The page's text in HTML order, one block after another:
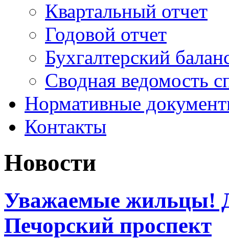
Квартальный отчет
Годовой отчет
Бухгалтерский
Сводная ведомость
Нормативные
Контакты
Новости
Уважаемые жильцы!
Печорский проспект